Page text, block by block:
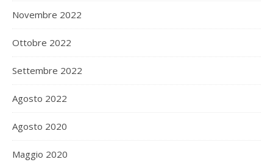
Novembre 2022
Ottobre 2022
Settembre 2022
Agosto 2022
Agosto 2020
Maggio 2020